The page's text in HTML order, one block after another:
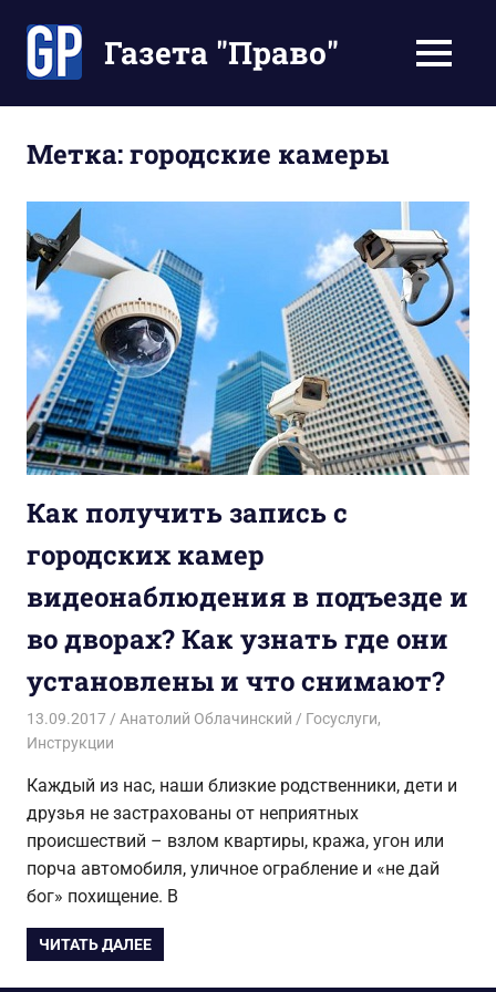
содержимомуГазета "Право"
Ваше
МЕНЮ
Метка:городские камеры
Как получить запись с
городских камер
видеонаблюдения в подъезде и
во дворах? Как узнать где они
установлены и что снимают?
13.09.2017 Анатолий Облачинский Госуслуги,
Инструкции
Каждый из нас, наши близкие родственники, дети и
друзья не застрахованы от неприятных
происшествий – взлом квартиры, кража, угон или
порча автомобиля, уличное ограбление и «не дай
бог» похищение. В
ЧИТАТЬ ДАЛЕЕ